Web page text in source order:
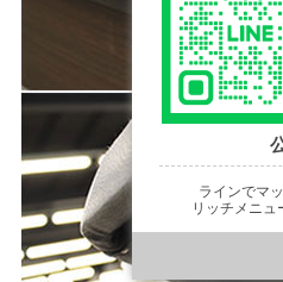
ラインでマ
リッチメニ